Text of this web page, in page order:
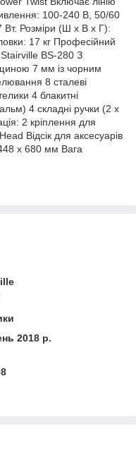
100-240 В, 50/60
Вт. Розміри (Ш x В x Г):
17 кг Професійний
Stairville BS-280 З
7 мм із чорним
8 сталеві
4 блакитні
4 складні ручки (2 х
2 кріплення для
Відсік для аксесуарів
x 680 мм Вага
2018 р.